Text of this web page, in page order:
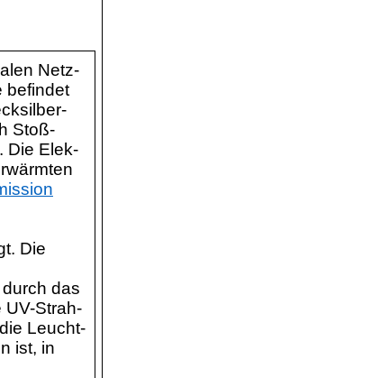
Netz-
befindet
Stoß-
Die Elek-
Die
das
UV-Strah-
Leucht-
ist, in